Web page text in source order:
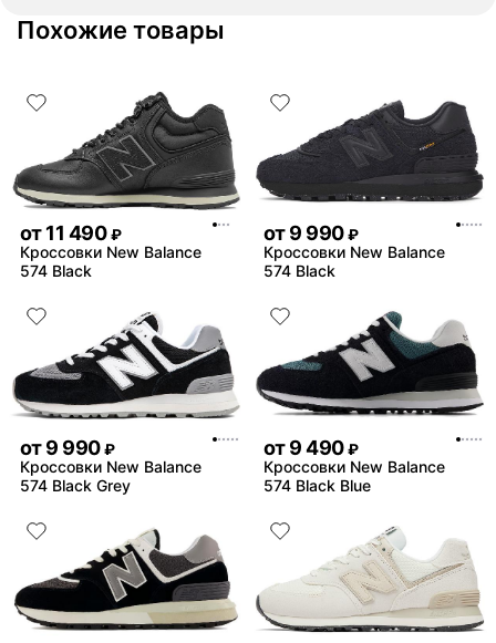
деньги вполне норм.
Похожие товары
от11 490 ₽
Кроссовки New Balance
574 Black
от9 990 ₽
Кроссовки New Balance
574 Black
от9 990 ₽
Кроссовки New Balance
574 Black Grey
от9 490 ₽
Кроссовки New Balance
574 Black Blue